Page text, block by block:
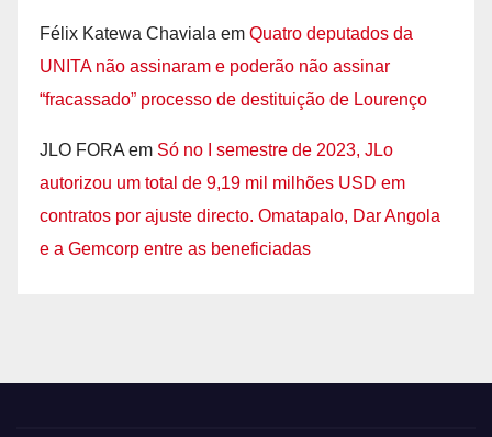
Félix Katewa Chaviala em Quatro deputados da
UNITA não assinaram e poderão não assinar
“fracassado” processo de destituição de Lourenço
JLO FORA em Só no I semestre de 2023, JLo
autorizou um total de 9,19 mil milhões USD em
contratos por ajuste directo. Omatapalo, Dar Angola
e a Gemcorp entre as beneficiadas